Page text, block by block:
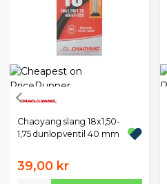
Chaoyang slang 18x1,50-
1,75 dunlopventil 40 mm
39,00 kr